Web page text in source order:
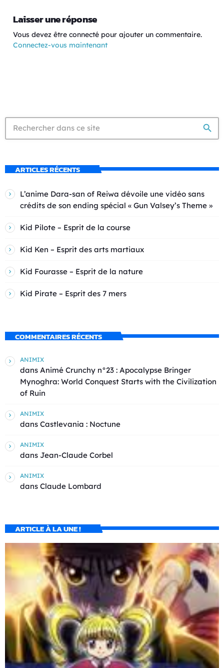
Laisser une réponse
Vous devez être connecté pour ajouter un commentaire.
Connectez-vous maintenant
search
ARTICLES RÉCENTS
L’anime Dara-san of Reiwa dévoile une vidéo sans
crédits de son ending spécial « Gun Valsey’s Theme »
Kid Pilote – Esprit de la course
Kid Ken – Esprit des arts martiaux
Kid Fourasse – Esprit de la nature
Kid Pirate – Esprit des 7 mers
COMMENTAIRES RÉCENTS
ANIMIX
dans Animé Crunchy n°23 : Apocalypse Bringer
Mynoghra: World Conquest Starts with the Civilization
of Ruin
ANIMIX
dans Castlevania : Noctune
ANIMIX
dans Jean-Claude Corbel
ANIMIX
dans Claude Lombard
ARTICLE À LA UNE !